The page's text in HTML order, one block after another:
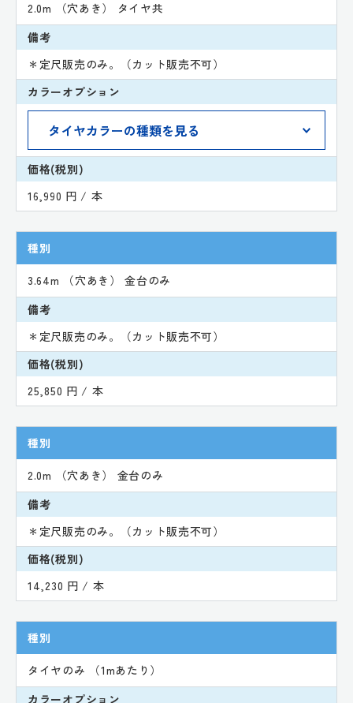
2.0m （穴あき） タイヤ共
備考
＊定尺販売のみ。（カット販売不可）
カラーオプション
価格(税別)
16,990 円 / 本
種別
3.64m （穴あき） 金台のみ
備考
＊定尺販売のみ。（カット販売不可）
価格(税別)
25,850 円 / 本
種別
2.0m （穴あき） 金台のみ
備考
＊定尺販売のみ。（カット販売不可）
価格(税別)
14,230 円 / 本
種別
タイヤのみ （1mあたり）
カラーオプション